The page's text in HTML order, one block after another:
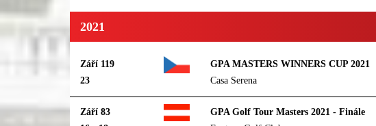
2021
Září 119
23
GPA MASTERS WINNERS CUP 2021
Casa Serena
Září 83
GPA Golf Tour Masters 2021 - Finále